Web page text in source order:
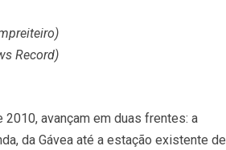
Record)
avançam em duas frentes: a
da Gávea até a estação existente de